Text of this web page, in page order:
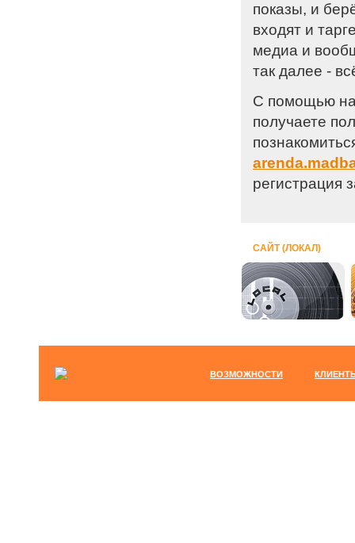
показы, и
входят и
медиа и
так далее -
С помощью
получаете
регистрация
САЙТ (ЛОКАЛ)
ВОЗМОЖНОСТИ